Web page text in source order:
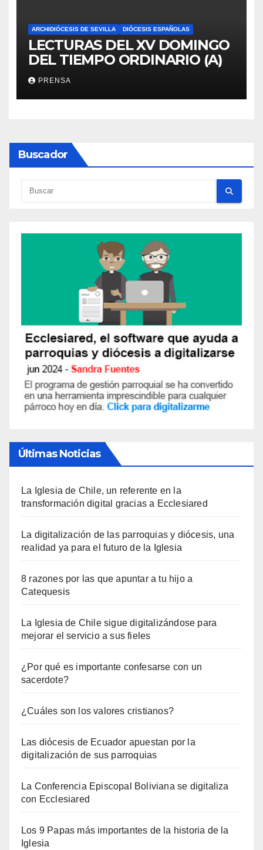
ARCHIDIÓCESIS DE SEVILLA DIÓCESIS ESPAÑOLAS
LECTURAS DEL XV DOMINGO
DEL TIEMPO ORDINARIO (A)
PRENSA
Buscador
Últimas Noticias
La Iglesia de Chile, un referente en la
transformación digital gracias a Ecclesiared
La digitalización de las parroquias y diócesis, una
realidad ya para el futuro de la Iglesia
8 razones por las que apuntar a tu hijo a
Catequesis
La Iglesia de Chile sigue digitalizándose para
mejorar el servicio a sus fieles
¿Por qué es importante confesarse con un
sacerdote?
¿Cuáles son los valores cristianos?
Las diócesis de Ecuador apuestan por la
digitalización de sus parroquias
La Conferencia Episcopal Boliviana se digitaliza
con Ecclesiared
Los 9 Papas más importantes de la historia de la
Iglesia